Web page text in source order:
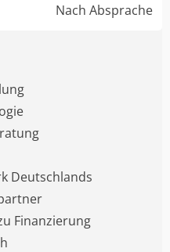
Nach Absprache
Deutschlands
Finanzierung